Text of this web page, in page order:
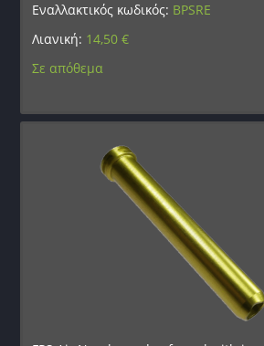
Εναλλακτικός κωδικός: BPSRE
Λιανική: 14,50€
Σε απόθεμα